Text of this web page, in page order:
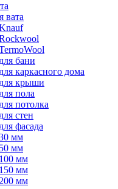
вата
бани
каркасного дома
крыши
пола
потолка
стен
фасада
мм
мм
мм
мм
мм